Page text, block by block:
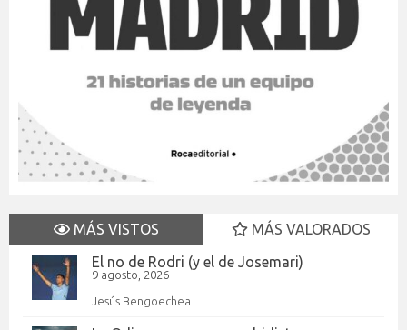
MÁS VISTOS
MÁS VALORADOS
El no de Rodri (y el de Josemari)
9 agosto, 2026
Jesús Bengoechea